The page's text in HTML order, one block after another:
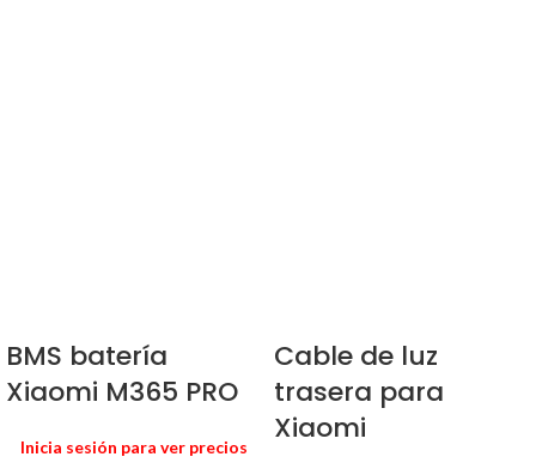
BMS batería
Xiaomi M365 PRO
Inicia sesión para ver precios
Cable de luz
trasera para
Xiaomi